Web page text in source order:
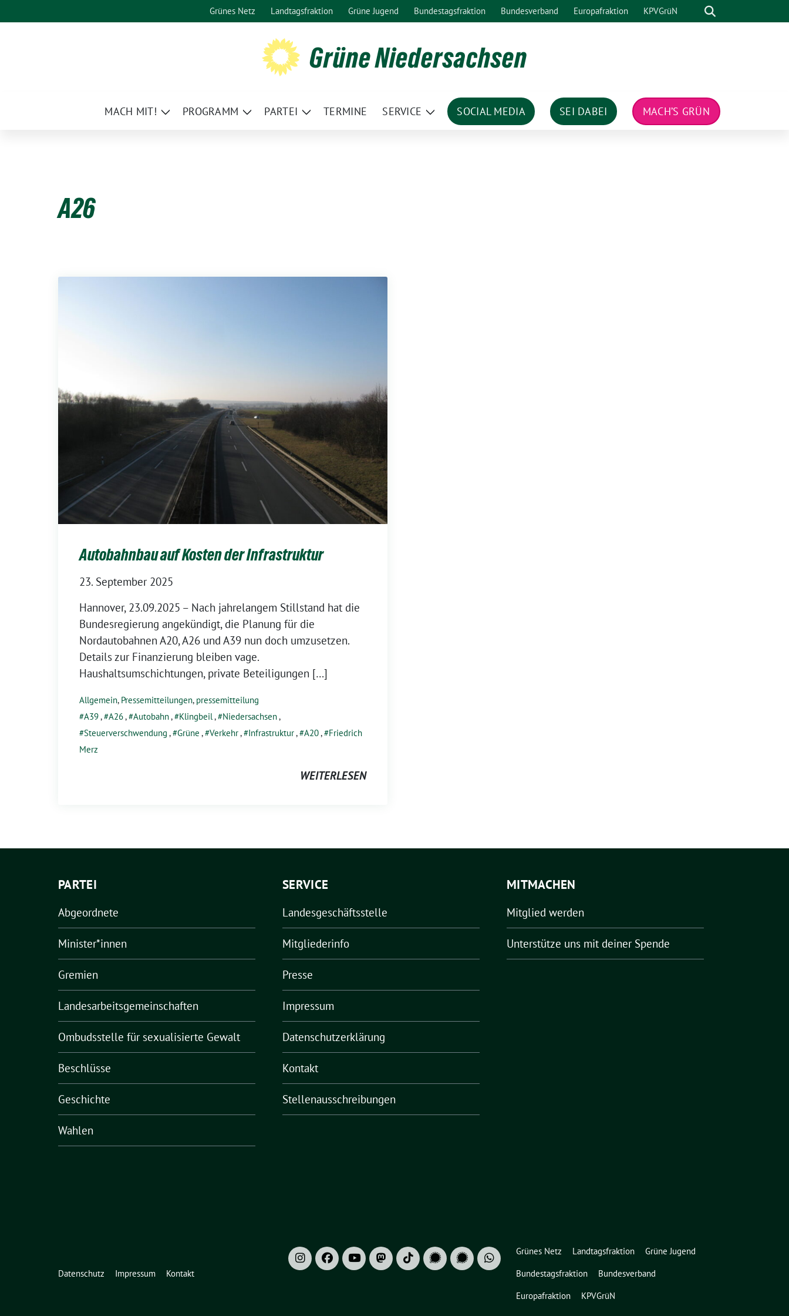
zum
Grünes Netz Landtagsfraktion Grüne Jugend Bundestagsfraktion Bundesverband Europafraktion KPVGrüN Suche
Grüne Niedersachsen
MACH MIT!
Zeige
PROGRAMM
Zeige
PARTEI
Zeige
TERMINE SERVICE
Zeige
SOCIAL MEDIA SEI DABEI MACH’S GRÜN
A26
Autobahnbau auf Kosten der Infrastruktur
23. September 2025
Hannover, 23.09.2025 – Nach jahrelangem Stillstand hat die
Bundesregierung angekündigt, die Planung für die
Nordautobahnen A20, A26 und A39 nun doch umzusetzen.
Details zur Finanzierung bleiben vage.
Haushaltsumschichtungen, private Beteiligungen […]
Allgemein, Pressemitteilungen, pressemitteilung
A39, A26, Autobahn, Klingbeil , Niedersachsen,
Steuerverschwendung , Grüne , Verkehr, Infrastruktur, A20,
Friedrich
Merz
WEITERLESEN
PARTEI
Abgeordnete
Minister*innen
Gremien
Landesarbeitsgemeinschaften
Ombudsstelle für sexualisierte Gewalt
Beschlüsse
Geschichte
Wahlen
SERVICE
Landesgeschäftsstelle
Mitgliederinfo
Presse
Impressum
Datenschutzerklärung
Kontakt
Stellenausschreibungen
MITMACHEN
Mitglied werden
Unterstütze uns mit deiner Spende
Datenschutz Impressum Kontakt
Grünes Netz Landtagsfraktion
Grüne Jugend
Bundestagsfraktion
Bundesverband
Europafraktion
KPVGrüN